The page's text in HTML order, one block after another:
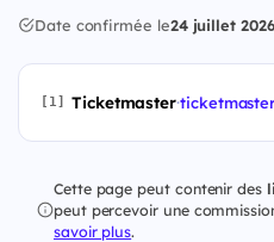
Date confirmée le24 juillet 2026
[1] Ticketmaster·
Cette page peut contenir des
peut percevoir une
savoir plus.